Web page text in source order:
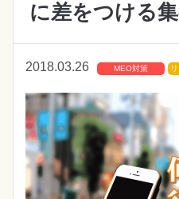
に差をつける
2018.03.26 MEO対策